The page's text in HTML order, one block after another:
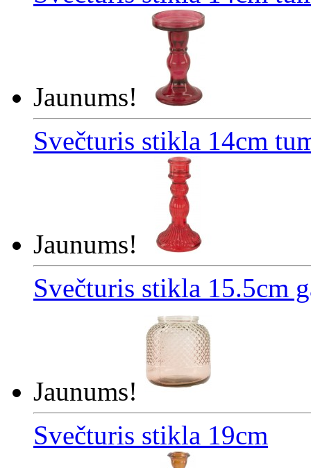
Jaunums!
Svečturis stikla 14cm
Jaunums!
Svečturis stikla 15.5cm
Jaunums!
Svečturis stikla 19cm